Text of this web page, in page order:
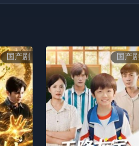
国产剧 国产剧